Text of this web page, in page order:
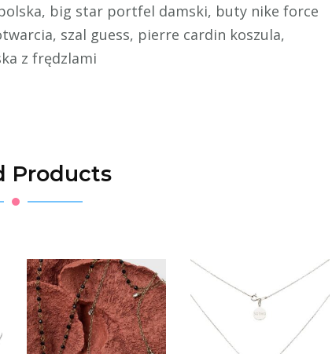
big star portfel damski, buty nike force
szal guess, pierre cardin koszula,
z frędzlami
Products